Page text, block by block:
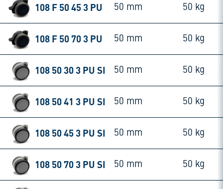
108 F 50 45 3 PU 50 mm 50 kg
108 F 50 70 3 PU 50 mm 50 kg
108 50 30 3 PU SI 50 mm 50 kg
108 50 41 3 PU SI 50 mm 50 kg
108 50 45 3 PU SI 50 mm 50 kg
108 50 70 3 PU SI 50 mm 50 kg